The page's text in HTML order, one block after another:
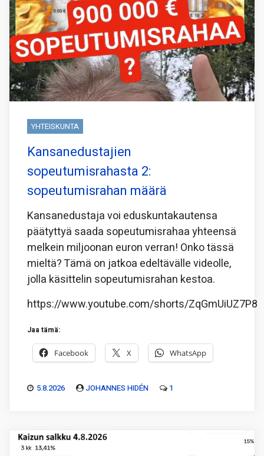
YHTEISKUNTA
Kansanedustajien
sopeutumisrahasta 2:
sopeutumisrahan määrä
Kansanedustaja voi eduskuntakautensa
päätyttyä saada sopeutumisrahaa yhteensä
melkein miljoonan euron verran! Onko tässä
mieltä? Tämä on jatkoa edeltävälle videolle,
jolla käsittelin sopeutumisrahan kestoa.
https://www.youtube.com/shorts/ZqGmUiUZ7P8
Jaa tämä:
Facebook X WhatsApp
5.8.2026 JOHANNES HIDÉN 1